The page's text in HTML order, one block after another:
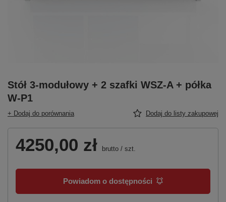
Stół 3-modułowy + 2 szafki WSZ-A + półka
W-P1
+ Dodaj do porównania Dodaj do listy zakupowej
4250,00 zł brutto / szt.
Powiadom o dostępności